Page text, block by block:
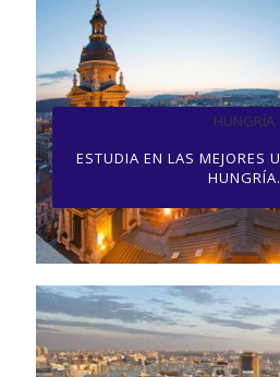
HUNGRÍA
ESTUDIA EN LAS MEJORES
HUNGRÍA.